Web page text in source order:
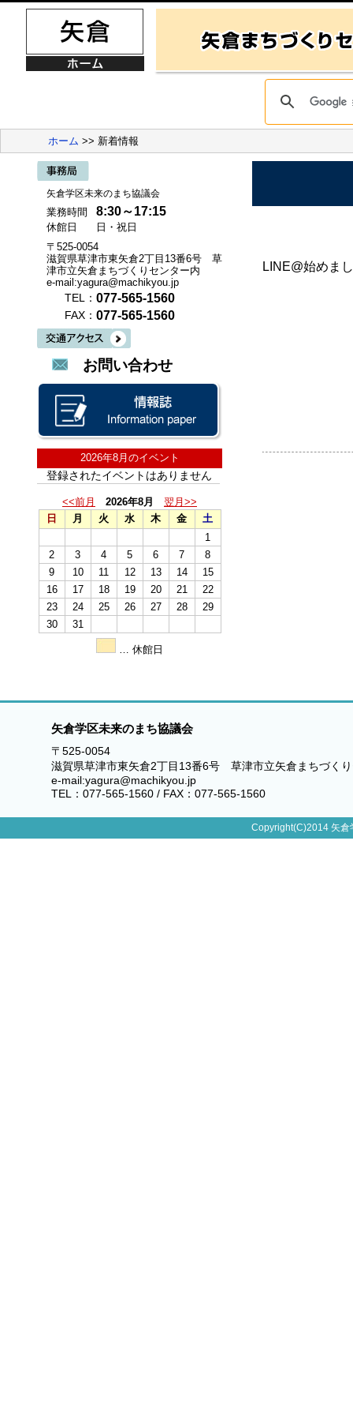
ホーム >> 新着情報
矢倉学区未来のまち協議会
業務時間 8:30～17:15
休館日
日・祝日
〒525-0054
滋賀県草津市東矢倉2丁目13番6号 草
津市立矢倉まちづくりセンター内
e-mail:yagura@machikyou.jp
TEL： 077-565-1560
FAX： 077-565-1560
お問い合わせ
2026年8月のイベント
登録されたイベントはありません
<<前月 2026年8月
翌月>>
日
月 火 水 木 金
土
1
2
3 4 5 6 7
8
9
10 11 12 13 14
15
16
17 18 19 20 21
22
23
24 25 26 27 28
29
30
31
… 休館日
LINE@始めま
矢倉学区未来のまち協議会
〒525-0054
滋賀県草津市東矢倉2丁目13番6号 草津市立矢倉まちづく
e-mail:yagura@machikyou.jp
TEL：077-565-1560 / FAX：077-565-1560
Copyright(C)2014 矢倉